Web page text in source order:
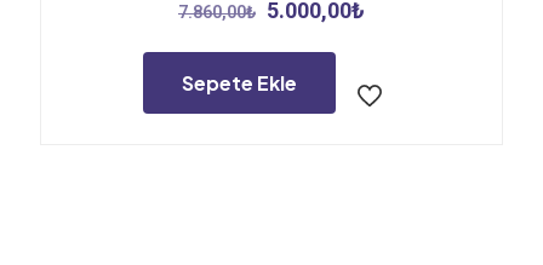
7.860,00₺ Orijinal
7.860,00₺.
5.000,00₺
5.000,00₺.
Sepete Ekle